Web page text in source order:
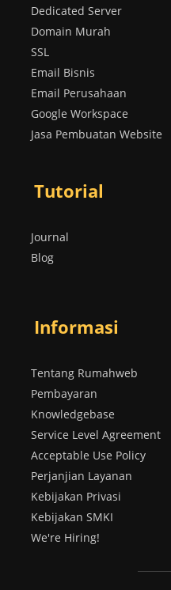
Dedicated Server
Domain Murah
SSL
Email Bisnis
Email Perusahaan
Google Workspace
Jasa Pembuatan Website
Tutorial
Journal
Blog
Informasi
Tentang Rumahweb
Pembayaran
Knowledgebase
Service Level Agreement
Acceptable Use Policy
Perjanjian Layanan
Kebijakan Privasi
Kebijakan SMKI
We're Hiring!